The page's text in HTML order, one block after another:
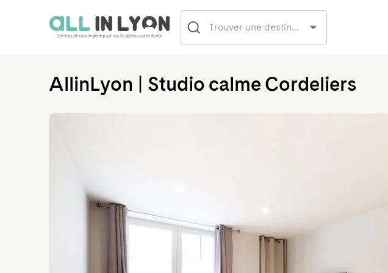
AllinLyon | Studio calme Cordeliers